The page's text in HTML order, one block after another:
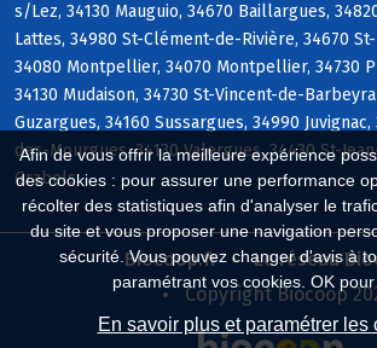
Afin de vous offrir la meilleure expérience
des cookies : pour assurer une performance
récolter des statistiques afin d'analyser le
du site et vous proposer une navigation
sécurité. Vous pouvez changer d'avis à
paramétrant vos cookies. OK
En savoir plus et paramétrer les
s/Lez, 34130 Mauguio, 34670 Baillargues,
Lattes, 34980 St-Clément-de-Rivière, 34670
34080 Montpellier, 34070 Montpellier, 34730
34130 Mudaison, 34730 St-Vincent-de-
Guzargues, 34160 Sussargues, 34990
des-Mourgues, 34130 Valergues, 34430 St-
Grabels
Biocoop.fr
Le réseau
Copyright Biocoop